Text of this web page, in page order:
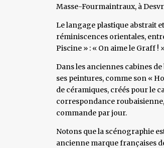
Masse-Fourmaintraux, à
Le langage plastique abstrait
réminiscences orientales,
Piscine » : « On aime le Graff !
Dans les anciennes cabines
ses peintures, comme son «
de céramiques, créés pour le
correspondance roubaisienne,
commande par jour.
Notons que la scénographie
ancienne marque françaises